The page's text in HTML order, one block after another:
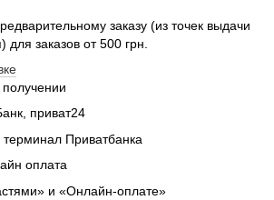
заказу (из точек выдачи
для заказов от 500 грн.
приват24
терминал Приватбанка
оплата
и «Онлайн-оплате»